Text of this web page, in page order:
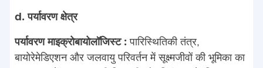
d. पर्यावरण क्षेत्र
पर्यावरण माइक्रोबायोलॉजिस्ट :पारिस्थितिकी तंत्र,
बायोरेमेडिएशन और जलवायु परिवर्तन में सूक्ष्मजीवों की भूमिका का